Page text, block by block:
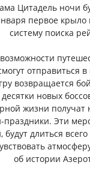
Цитадель ночи
первое крыло
систему поиска
отправиться
возвращается
десятки новых
жизни получат
Эти
будут длиться
об истории